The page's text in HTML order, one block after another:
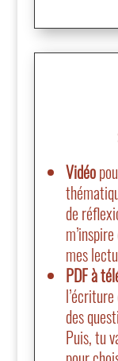
Vidéo
de
mes
PDF à
des
Puis, tu